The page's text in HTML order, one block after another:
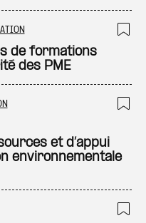
de formations
des PME
et d’appui
environnementale